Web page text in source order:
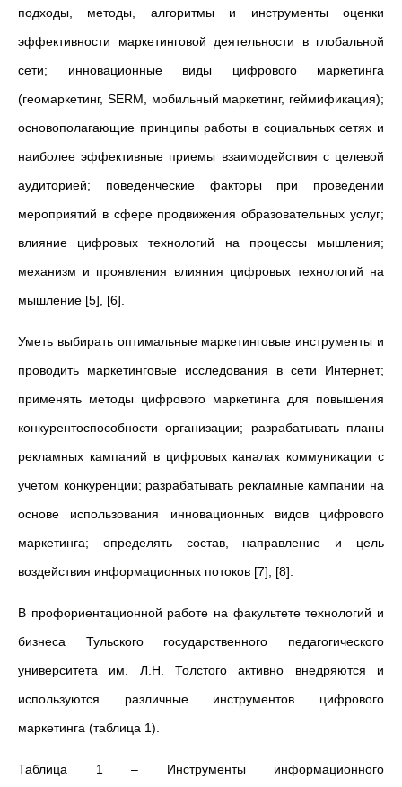
подходы, методы, алгоритмы и инструменты оценки
эффективности маркетинговой деятельности в глобальной
сети; инновационные виды цифрового маркетинга
(геомаркетинг, SERM, мобильный маркетинг, геймификация);
основополагающие принципы работы в социальных сетях и
наиболее эффективные приемы взаимодействия с целевой
аудиторией; поведенческие факторы при проведении
мероприятий в сфере продвижения образовательных услуг;
влияние цифровых технологий на процессы мышления;
механизм и проявления влияния цифровых технологий на
мышление [5], [6].
Уметь выбирать оптимальные маркетинговые инструменты и
проводить маркетинговые исследования в сети Интернет;
применять методы цифрового маркетинга для повышения
конкурентоспособности организации; разрабатывать планы
рекламных кампаний в цифровых каналах коммуникации с
учетом конкуренции; разрабатывать рекламные кампании на
основе использования инновационных видов цифрового
маркетинга; определять состав, направление и цель
воздействия информационных потоков [7], [8].
В профориентационной работе на факультете технологий и
бизнеса Тульского государственного педагогического
университета им. Л.Н. Толстого активно внедряются и
используются различные инструментов цифрового
маркетинга (таблица 1).
Таблица 1 – Инструменты информационного